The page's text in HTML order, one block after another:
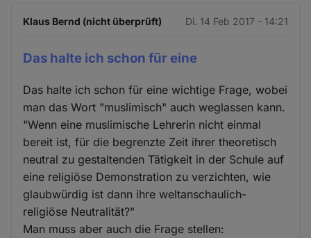
Klaus Bernd (nicht überprüft) Di. 14 Feb 2017 - 14:21
Das halte ich schon für eine
Das halte ich schon für eine wichtige Frage, wobei
man das Wort "muslimisch" auch weglassen kann.
"Wenn eine muslimische Lehrerin nicht einmal
bereit ist, für die begrenzte Zeit ihrer theoretisch
neutral zu gestaltenden Tätigkeit in der Schule auf
eine religiöse Demonstration zu verzichten, wie
glaubwürdig ist dann ihre weltanschaulich-
religiöse Neutralität?"
Man muss aber auch die Frage stellen: